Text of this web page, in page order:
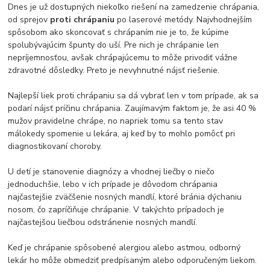
Dnes je už dostupných niekoľko riešení na zamedzenie chrápania,
od sprejov proti chrápaniu po laserové metódy. Najvhodnejším
spôsobom ako skoncovať s chrápaním nie je to, že kúpime
spolubývajúcim špunty do uší. Pre nich je chrápanie len
nepríjemnosťou, avšak chrápajúcemu to môže privodiť vážne
zdravotné dôsledky. Preto je nevyhnutné nájsť riešenie.
Najlepší liek proti chrápaniu sa dá vybrať len v tom prípade, ak sa
podarí nájsť príčinu chrápania. Zaujímavým faktom je, že asi 40 %
mužov pravidelne chrápe, no napriek tomu sa tento stav
málokedy spomenie u lekára, aj keď by to mohlo pomôcť pri
diagnostikovaní choroby.
U detí je stanovenie diagnózy a vhodnej liečby o niečo
jednoduchšie, lebo v ich prípade je dôvodom chrápania
najčastejšie zväčšenie nosných mandlí, ktoré bránia dýchaniu
nosom, čo zapríčiňuje chrápanie. V takýchto prípadoch je
najčastejšou liečbou odstránenie nosných mandlí.
Keď je chrápanie spôsobené alergiou alebo astmou, odborný
lekár ho môže obmedziť predpísaným alebo odporučeným liekom.